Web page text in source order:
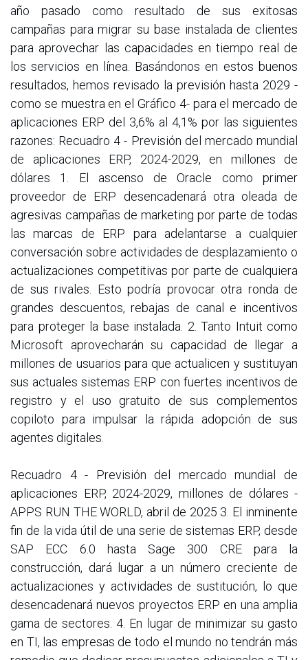
año pasado como resultado de sus exitosas
campañas para migrar su base instalada de clientes
para aprovechar las capacidades en tiempo real de
los servicios en línea. Basándonos en estos buenos
resultados, hemos revisado la previsión hasta 2029 -
como se muestra en el Gráfico 4- para el mercado de
aplicaciones ERP del 3,6% al 4,1% por las siguientes
razones: Recuadro 4 - Previsión del mercado mundial
de aplicaciones ERP, 2024-2029, en millones de
dólares 1. El ascenso de Oracle como primer
proveedor de ERP desencadenará otra oleada de
agresivas campañas de marketing por parte de todas
las marcas de ERP para adelantarse a cualquier
conversación sobre actividades de desplazamiento o
actualizaciones competitivas por parte de cualquiera
de sus rivales. Esto podría provocar otra ronda de
grandes descuentos, rebajas de canal e incentivos
para proteger la base instalada. 2. Tanto Intuit como
Microsoft aprovecharán su capacidad de llegar a
millones de usuarios para que actualicen y sustituyan
sus actuales sistemas ERP con fuertes incentivos de
registro y el uso gratuito de sus complementos
copiloto para impulsar la rápida adopción de sus
agentes digitales.
Recuadro 4 - Previsión del mercado mundial de
aplicaciones ERP, 2024-2029, millones de dólares -
APPS RUN THE WORLD, abril de 2025 3. El inminente
fin de la vida útil de una serie de sistemas ERP, desde
SAP ECC 6.0 hasta Sage 300 CRE para la
construcción, dará lugar a un número creciente de
actualizaciones y actividades de sustitución, lo que
desencadenará nuevos proyectos ERP en una amplia
gama de sectores. 4. En lugar de minimizar su gasto
en TI, las empresas de todo el mundo no tendrán más